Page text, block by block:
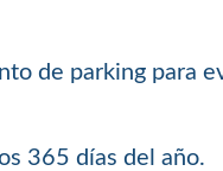
de parking para
365 días del año.